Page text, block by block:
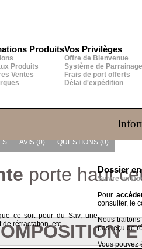
Produits
Produits
Ventes
Vos Privilèges
Offre de Bienvenue
Système de Parrainage
Frais de port offerts
Délai d'expédition
ce soit pour du Sav, une
de rétractation, etc
Dossier
Suivre un
Pour
consulter, le
Nous
pas reçu de
Vous pouvez
AVIS (0) QUESTIONS(0)
porte haut